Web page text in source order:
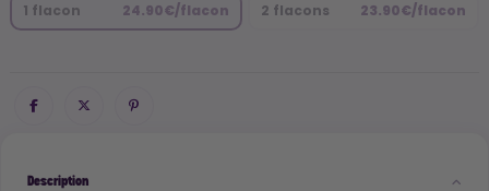
1 flacon 24.90€/flacon 2 flacons 23.90€/flacon
Description